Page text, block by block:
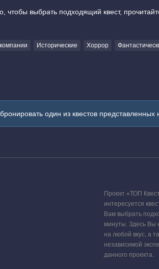
выбрать подходящий квест,
Исторические Хоррор
один из квестов представленных
Проект «ТОП
интересуется
Вам выбрать
минуты. Здесь Вы
на любой вкус, а
независимой
данного проекта.